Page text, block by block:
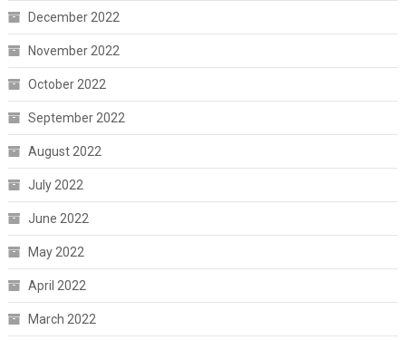
December 2022
November 2022
October 2022
September 2022
August 2022
July 2022
June 2022
May 2022
April 2022
March 2022